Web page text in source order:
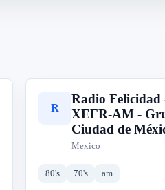
R
Radio Felicidad
XEFR-AM -
Ciudad de
Mexico
80's 70's am